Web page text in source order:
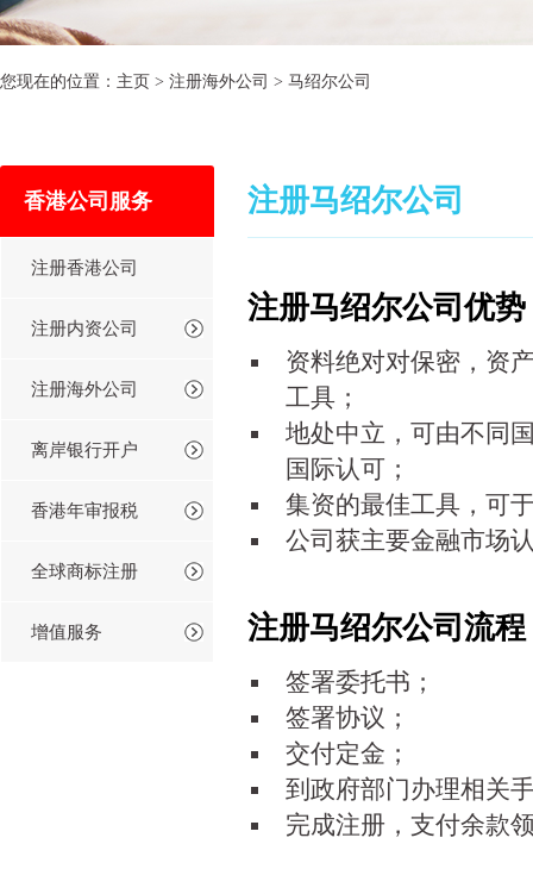
您现在的位置： 主页 > 注册海外公司 > 马绍尔公司
香港公司服务
注册香港公司
注册内资公司
注册海外公司
离岸银行开户
香港年审报税
全球商标注册
增值服务
注册马绍尔公司
注册马绍尔公司优势
资料绝对对保密，资
工具；
地处中立，可由不同
国际认可；
集资的最佳工具，可
公司获主要金融市场
注册马绍尔公司流程
签署委托书；
签署协议；
交付定金；
到政府部门办理相关
完成注册，支付余款